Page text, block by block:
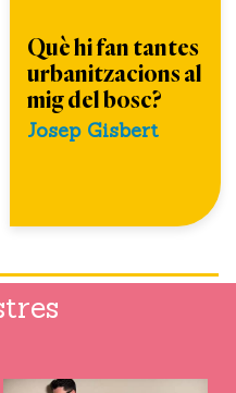
Què hi fan tantes
urbanitzacions al
mig del bosc?
Josep Gisbert